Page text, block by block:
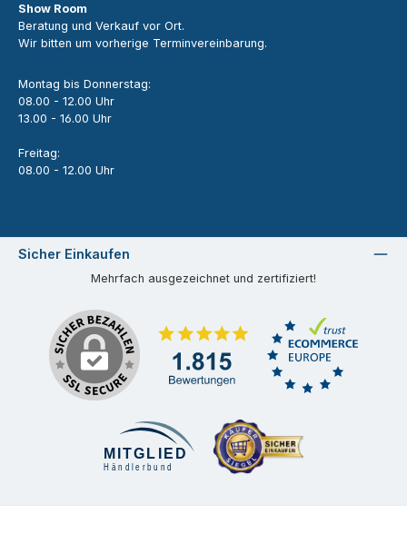
Show Room
Beratung und Verkauf vor Ort.
Wir bitten um vorherige Terminvereinbarung.
Montag bis Donnerstag:
08.00 - 12.00 Uhr
13.00 - 16.00 Uhr
Freitag:
08.00 - 12.00 Uhr
Sicher Einkaufen
Mehrfach ausgezeichnet und zertifiziert!